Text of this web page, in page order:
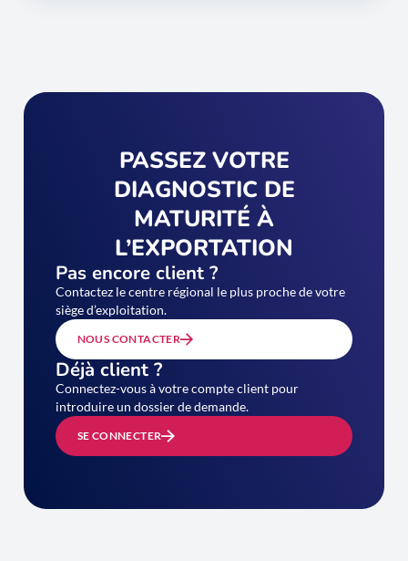
PASSEZ VOTRE
DIAGNOSTIC DE
MATURITÉ À
L’EXPORTATION
Pas encore client ?
Contactez le centre régional le plus proche de votre
siège d’exploitation.
NOUS CONTACTER
Déjà client ?
Connectez-vous à votre compte client pour
introduire un dossier de demande.
SE CONNECTER